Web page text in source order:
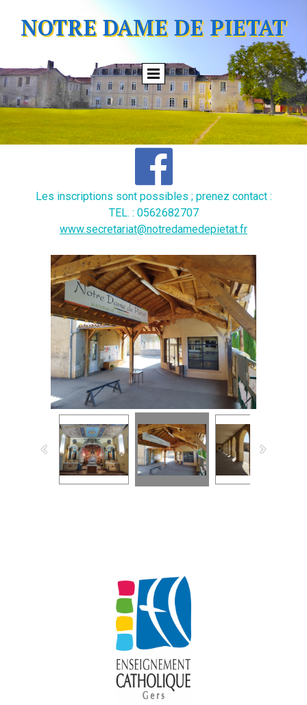
NOTRE DAME DE PIETAT

Les inscriptions sont possibles ; prenez contact :
TEL. : 0562682707
www.secretariat@notredamedepietat.fr